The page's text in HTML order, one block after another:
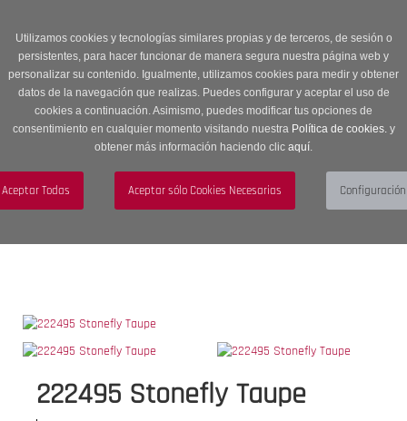
Utilizamos cookies y tecnologías similares propias y de terceros, de sesión o
persistentes, para hacer funcionar de manera segura nuestra página web y
personalizar su contenido. Igualmente, utilizamos cookies para medir y obtener
datos de la navegación que realizas. Puedes configurar y aceptar el uso de
cookies a continuación. Asimismo, puedes modificar tus opciones de
consentimiento en cualquier momento visitando nuestra Política de cookies.y
obtener más información haciendo clic aquí.
descuento en Sección OUTLET con código OUTLET20
navigation
Menú
222495 Stonefly Taupe